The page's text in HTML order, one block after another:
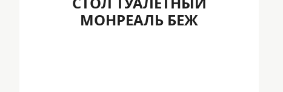
МОНРЕАЛЬ БЕЖ